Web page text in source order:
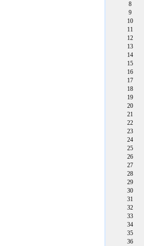
8
9
10
11
12
13
14
15
16
17
18
19
20
21
22
23
24
25
26
27
28
29
30
31
32
33
34
35
36